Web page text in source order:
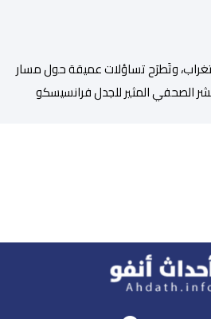
وتَطرَح تساؤلات عميقة حول مسار
الصحفي المثير للجدل فرانسيسكو